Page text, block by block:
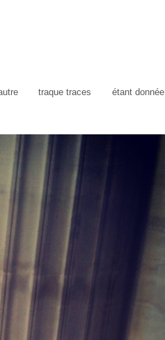
traque traces étant donnée